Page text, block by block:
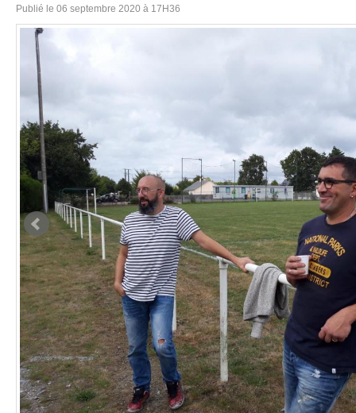
Publié le 06 septembre 2020 à 17H36